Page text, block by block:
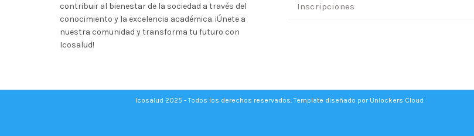
contribuir al bienestar de la sociedad a través del
conocimiento y la excelencia académica. ¡Únete a
nuestra comunidad y transforma tu futuro con
Icosalud!
Inscripciones
Icosalud 2025 - Todos los derechos reservados. Template diseñado por Unlockers Cloud